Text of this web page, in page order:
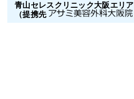
青山セレスクリニック大阪エリア
（提携先